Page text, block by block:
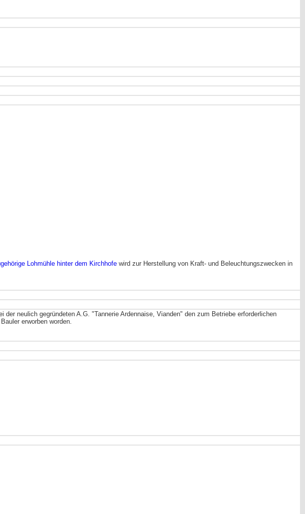
Lohmühle hinter dem Kirchhofe wird zur Herstellung von Kraft- und Beleuchtungszwecken in
der neulich gegründeten A.G. "Tannerie Ardennaise, Vianden" den zum Betriebe erforderlichen
erworben worden.